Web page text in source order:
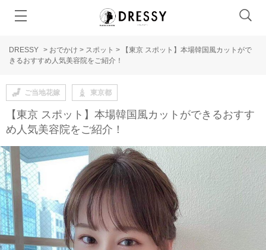
DRESSY > おでかけ > スポット >
【東京 スポット】本場韓国風カットがで
きるおすすめ人気美容院をご紹介！
ご当地花嫁 東京都
【東京 スポット】本場韓国風カットができるおすす
め人気美容院をご紹介！